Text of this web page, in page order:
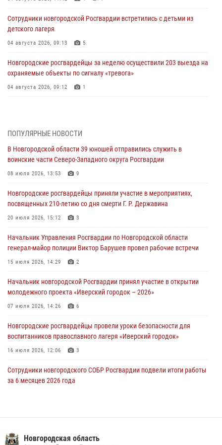
Сотрудники новгородской Росгвардии встретились с детьми из
детского лагеря
04 августа 2026, 09:13 5
Новгородские росгвардейцы за неделю осуществили 203 выезда на
охраняемые объекты по сигналу «тревога»
04 августа 2026, 09:12 1
В Великом Новгороде сотрудники центра лицензионно-
разрешительной работы Росгвардии провели телефонную «горячую
30 июля 2026, 14:36 1
Новгородские росгвардейцы рассказали о службе детям из летнего
30 июля 2026, 08:40 5
Новгородские росгвардейцы задержали мужчину
Телесюжет в программе "Новгородское областное телевидение.
Новости часа." от 29 июля 2026 года. Новгородские призывники
29 июля 2026, 12:54 1
ПОПУЛЯРНЫЕ НОВОСТИ
В Новгородской области 39 юношей отправились служить в
воинские части Северо-Западного округа Росгвардии
08 июля 2026, 13:53 9
Новгородские росгвардейцы приняли участие в мероприятиях,
посвященных 210-летию со дня смерти Г. Р. Державина
20 июля 2026, 15:12 3
Начальник Управления Росгвардии по Новгородской области
генерал-майор полиции Виктор Барушев провел рабочие встречи
15 июля 2026, 14:29 2
Начальник новгородской Росгвардии принял участие в открытии
молодежного проекта «Иверский городок – 2026»
07 июля 2026, 14:26 6
Новгородские росгвардейцы провели уроки безопасности для
воспитанников православного лагеря «Иверский городок»
16 июля 2026, 12:06 3
Сотрудники новгородского СОБР Росгвардии подвели итоги работы
за 6 месяцев 2026 года
08 июля 2026, 13:48 3
Новгородская область